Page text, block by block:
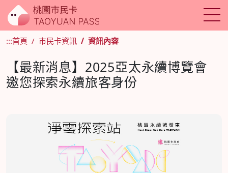
:::首頁 市民卡資訊 資訊內容
【最新消息】2025亞太永續博覽會
邀您探索永續旅客身份